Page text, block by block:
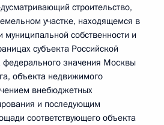
строительство,
участке, находящемся в
муниципальной собственности и
субъекта Российской
значения Москвы
объекта недвижимого
внебюджетных
и последующим
соответствующего объекта